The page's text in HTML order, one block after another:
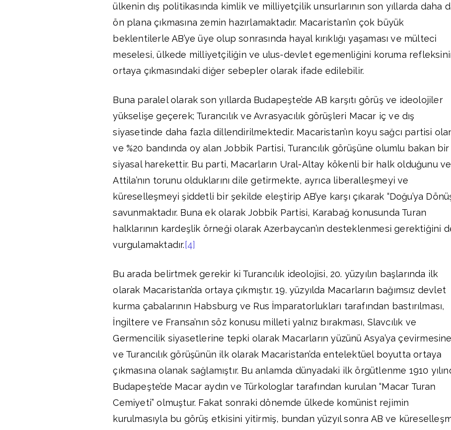
ülkenin dış politikasında kimlik ve milliyetçilik unsurlarının son yıllarda daha
ön plana çıkmasına zemin hazırlamaktadır. Macaristan’ın çok büyük
beklentilerle AB’ye üye olup sonrasında hayal kırıklığı yaşaması ve mülteci
meselesi, ülkede milliyetçiliğin ve ulus-devlet egemenliğini koruma
ortaya çıkmasındaki diğer sebepler olarak ifade edilebilir.
Buna paralel olarak son yıllarda Budapeşte’de AB karşıtı görüş ve ideolojiler
yükselişe geçerek; Turancılık ve Avrasyacılık görüşleri Macar iç ve dış
siyasetinde daha fazla dillendirilmektedir. Macaristan’ın koyu sağcı partisi
ve %20 bandında oy alan Jobbik Partisi, Turancılık görüşüne olumlu bakan bir
siyasal harekettir. Bu parti, Macarların Ural-Altay kökenli bir halk olduğunu ve
Attila’nın torunu olduklarını dile getirmekte, ayrıca liberalleşmeyi ve
küreselleşmeyi şiddetli bir şekilde eleştirip AB’ye karşı çıkarak “Doğu’ya
savunmaktadır. Buna ek olarak Jobbik Partisi, Karabağ konusunda Turan
halklarının kardeşlik örneği olarak Azerbaycan’ın desteklenmesi gerektiğini
vurgulamaktadır. [4]
Bu arada belirtmek gerekir ki Turancılık ideolojisi, 20. yüzyılın başlarında ilk
olarak Macaristan’da ortaya çıkmıştır. 19. yüzyılda Macarların bağımsız devlet
kurma çabalarının Habsburg ve Rus İmparatorlukları tarafından bastırılması,
İngiltere ve Fransa’nın söz konusu milleti yalnız bırakması, Slavcılık ve
Germencilik siyasetlerine tepki olarak Macarların yüzünü Asya’ya çevirmesine
ve Turancılık görüşünün ilk olarak Macaristan’da entelektüel boyutta ortaya
çıkmasına olanak sağlamıştır. Bu anlamda dünyadaki ilk örgütlenme 1910
Budapeşte’de Macar aydın ve Türkologlar tarafından kurulan “Macar Turan
Cemiyeti” olmuştur. Fakat sonraki dönemde ülkede komünist rejimin
kurulmasıyla bu görüş etkisini yitirmiş, bundan yüzyıl sonra AB ve